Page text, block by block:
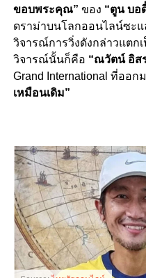
ขอบพระคุณ” ของ “ตูน บอ
ดราม่าบนโลกออนไลน์ซะแ
วิจารณ์การวิ่งดังกล่าวแตก
วิจารณ์นั้นก็คือ “ณวัตน์ อิส
Grand International ที่ออก
เหมือนเดิม”